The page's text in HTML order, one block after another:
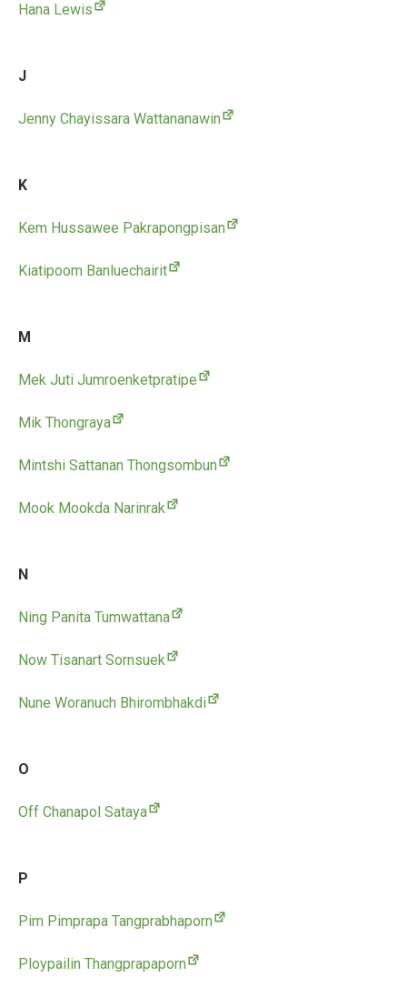
Hana Lewis
J
Jenny Chayissara Wattananawin
K
Kem Hussawee Pakrapongpisan
Kiatipoom Banluechairit
M
Mek Juti Jumroenketpratipe
Mik Thongraya
Mintshi Sattanan Thongsombun
Mook Mookda Narinrak
N
Ning Panita Tumwattana
Now Tisanart Sornsuek
Nune Woranuch Bhirombhakdi
O
Off Chanapol Sataya
P
Pim Pimprapa Tangprabhaporn
Ploypailin Thangprapaporn